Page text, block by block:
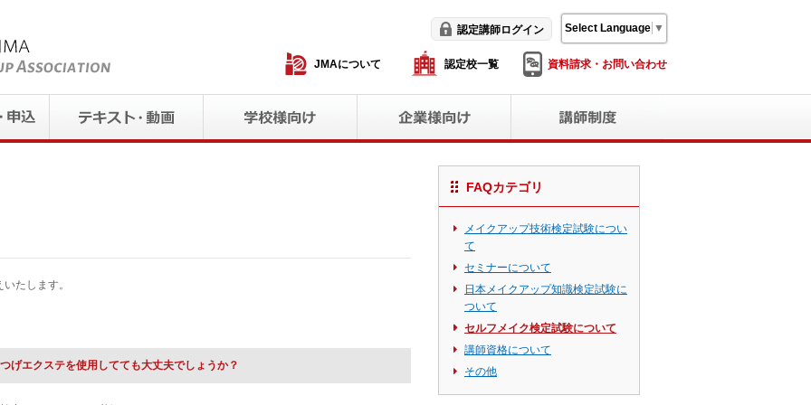
認定講師ログイン Select Language ▼
JMAについて 認定校一覧 資料請求・お問い合わせ
たします。
げエクステを使用してても大丈夫でしょうか？
FAQカテゴリ​
メイクアップ技術検定試験につい
て
セミナーについて
日本メイクアップ知識検定試験に
ついて
セルフメイク検定試験について
講師資格について
その他